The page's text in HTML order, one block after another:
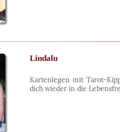
Lindalu
Kartenlegen mit Tarot-
dich wieder in die